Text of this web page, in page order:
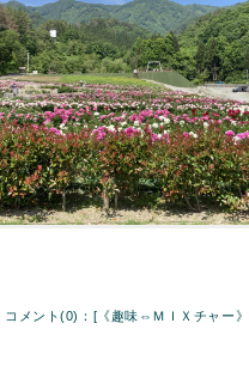
コメント(0) ：[ 《趣味⇔ＭＩＸチャー